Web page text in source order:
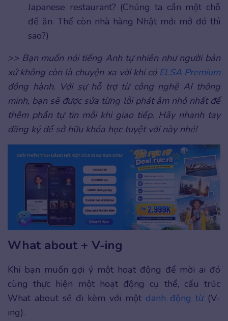
Japanese restaurant? (Chúng ta cần một chỗ
để ăn. Thế còn nhà hàng Nhật mới mở đó thì
sao?)
>> Bạn muốn nói tiếng Anh tự nhiên như người bản
xứ không còn là chuyện xa vời khi có ELSA Premium
đồng hành. Với sự hỗ trợ từ công nghệ AI thông
minh, bạn sẽ được sửa từng lỗi phát âm nhỏ nhất để
thêm phần tự tin mỗi khi giao tiếp. Hãy nhanh tay
đăng ký để sở hữu khóa học tuyệt vời này nhé!
What about + V-ing
Khi bạn muốn gợi ý một hoạt động để mời ai đó
cùng thực hiện một hoạt động cụ thể, cấu trúc
What about sẽ đi kèm với một danh động từ(V-
ing).